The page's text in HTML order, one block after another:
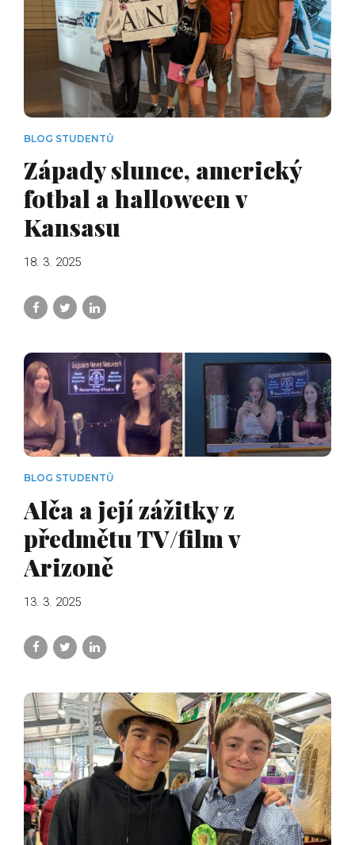
BLOG STUDENTŮ
Západy slunce, americký
fotbal a halloween v
Kansasu
18. 3. 2025
BLOG STUDENTŮ
Alča a její zážitky z
předmětu TV/film v
Arizoně
13. 3. 2025